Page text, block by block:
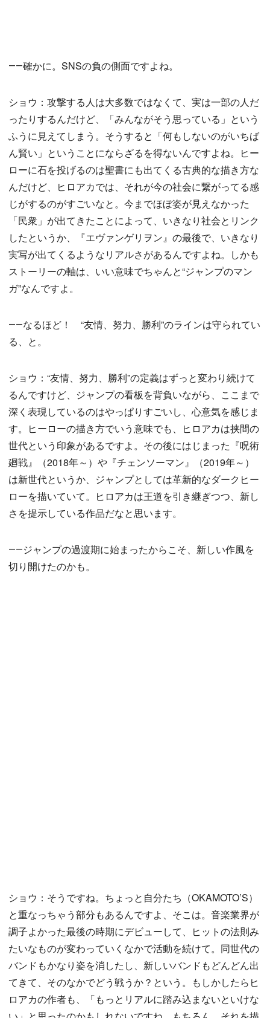
――確かに。SNSの負の側面ですよね。
ショウ：攻撃する人は大多数ではなくて、実は一部の人だ
ったりするんだけど、「みんながそう思っている」という
ふうに見えてしまう。そうすると「何もしないのがいちば
ん賢い」ということにならざるを得ないんですよね。ヒー
ローに石を投げるのは聖書にも出てくる古典的な描き方な
んだけど、ヒロアカでは、それが今の社会に繋がってる感
じがするのがすごいなと。今までほぼ姿が見えなかった
「民衆」が出てきたことによって、いきなり社会とリンク
したというか、『エヴァンゲリヲン』の最後で、いきなり
実写が出てくるようなリアルさがあるんですよね。しかも
ストーリーの軸は、いい意味でちゃんと“ジャンプのマン
ガ”なんですよ。
――なるほど！ “友情、努力、勝利”のラインは守られてい
る、と。
ショウ：“友情、努力、勝利”の定義はずっと変わり続けて
るんですけど、ジャンプの看板を背負いながら、ここまで
深く表現しているのはやっぱりすごいし、心意気を感じま
す。ヒーローの描き方でいう意味でも、ヒロアカは挟間の
世代という印象があるですよ。その後にはじまった『呪術
廻戦』（2018年～）や『チェンソーマン』（2019年～）
は新世代というか、ジャンプとしては革新的なダークヒー
ローを描いていて。ヒロアカは王道を引き継ぎつつ、新し
さを提示している作品だなと思います。
――ジャンプの過渡期に始まったからこそ、新しい作風を
切り開けたのかも。
ショウ：そうですね。ちょっと自分たち（OKAMOTO’S）
と重なっちゃう部分もあるんですよ、そこは。音楽業界が
調子よかった最後の時期にデビューして、ヒットの法則み
たいなものが変わっていくなかで活動を続けて。同世代の
バンドもかなり姿を消したし、新しいバンドもどんどん出
てきて、そのなかでどう戦うか？という。もしかしたらヒ
ロアカの作者も、「もっとリアルに踏み込まないといけな